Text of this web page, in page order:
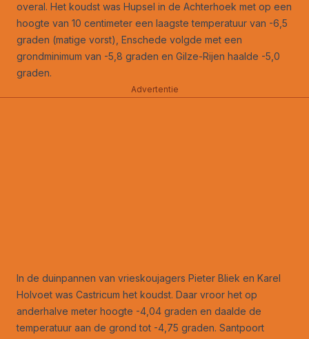
overal. Het koudst was Hupsel in de Achterhoek met op een
hoogte van 10 centimeter een laagste temperatuur van -6,5
graden (matige vorst), Enschede volgde met een
grondminimum van -5,8 graden en Gilze-Rijen haalde -5,0
graden.
Advertentie
In de duinpannen van vrieskoujagers Pieter Bliek en Karel
Holvoet was Castricum het koudst. Daar vroor het op
anderhalve meter hoogte -4,04 graden en daalde de
temperatuur aan de grond tot -4,75 graden. Santpoort